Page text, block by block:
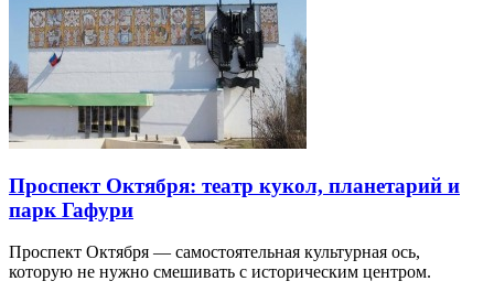
Проспект Октября: театр кукол, планетарий и
парк Гафури
Проспект Октября — самостоятельная культурная ось,
которую не нужно смешивать с историческим центром.